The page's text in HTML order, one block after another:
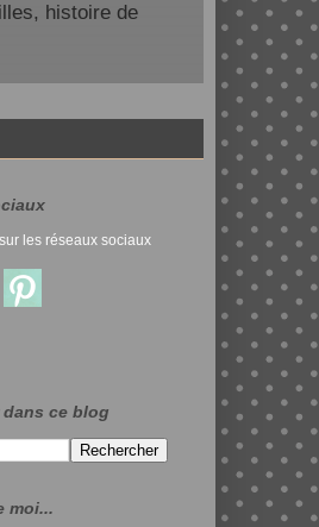
histoire de
les réseaux sociaux
dans ce blog
moi...